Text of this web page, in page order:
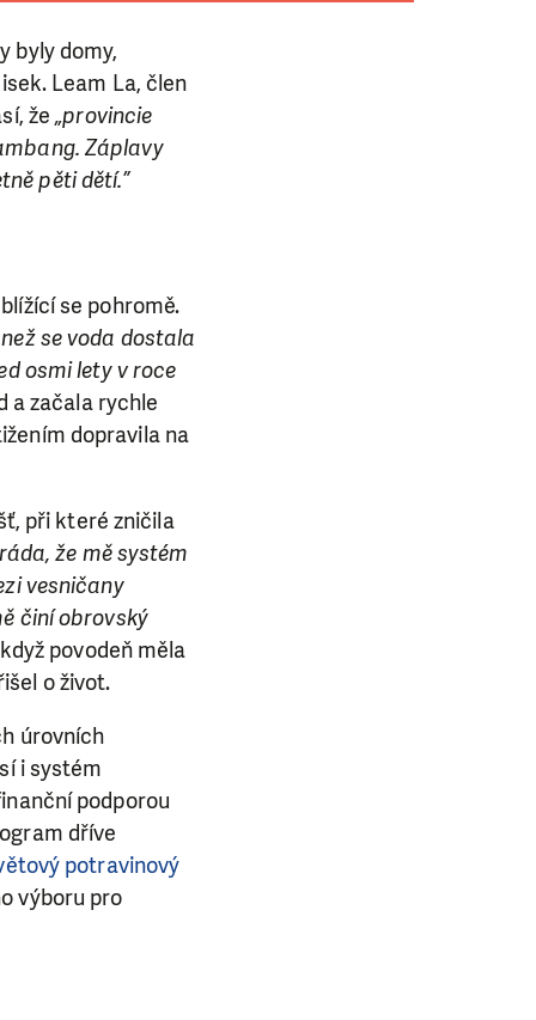
byly domy,
Leam La, člen
že„provincie
Záplavy
pěti dětí.”
se pohromě.
se voda dostala
osmi lety v roce
a začala rychle
dopravila na
při které zničila
že mě systém
vesničany
činí obrovský
povodeň měla
o život.
úrovních
i systém
podporou
dříve
potravinový
výboru pro
NÁS!
už se nám
přátel, Vaše